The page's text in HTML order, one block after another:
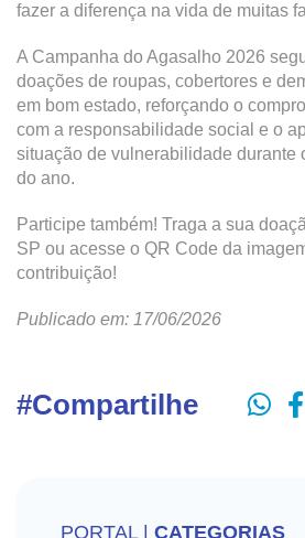
fazer a diferença na vida de muitas
A Campanha do Agasalho 2026
doações de roupas, cobertores e
em bom estado, reforçando o
com a responsabilidade social e o
situação de vulnerabilidade durante
do ano.
Participe também! Traga a sua
SP ou acesse o QR Code da
contribuição!
Publicado em: 17/06/2026
#Compartilhe
PORTAL | CATEGORIAS